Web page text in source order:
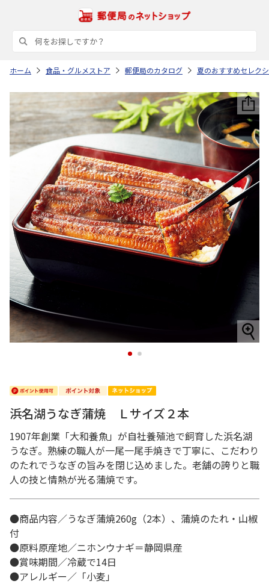
ホーム 食品・グルメストア 郵便局のカタログ 夏のおすすめセレク
1 2
浜名湖うなぎ蒲焼 Ｌサイズ２本
1907年創業「大和養魚」が自社養殖池で飼育した浜名湖
うなぎ。熟練の職人が一尾一尾手焼きで丁寧に、こだわり
のたれでうなぎの旨みを閉じ込めました。老舗の誇りと職
人の技と情熱が光る蒲焼です。
●商品内容／うなぎ蒲焼260g（2本）、蒲焼のたれ・山椒
付
●原料原産地／ニホンウナギ＝静岡県産
●賞味期間／冷蔵で14日
●アレルギー／「小麦」